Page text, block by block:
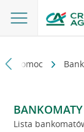
i pomoc
BANKOMATY
Lista